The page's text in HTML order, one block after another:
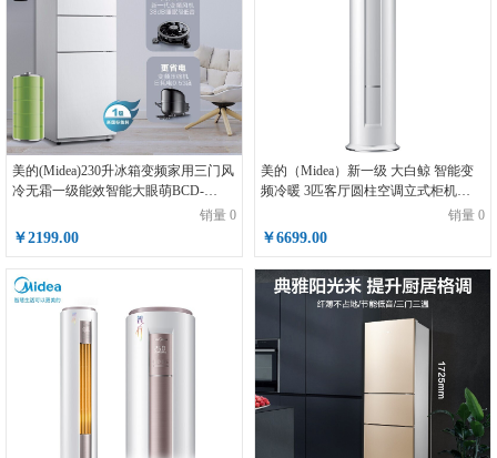
美的(Midea)230升冰箱变频家用三门风
冷无霜一级能效智能大眼萌BCD-
销量 0
￥2199.00
美的（Midea）新一级 大白鲸 智能变
频冷暖 3匹客厅圆柱空调立式柜机
销量 0
￥6699.00